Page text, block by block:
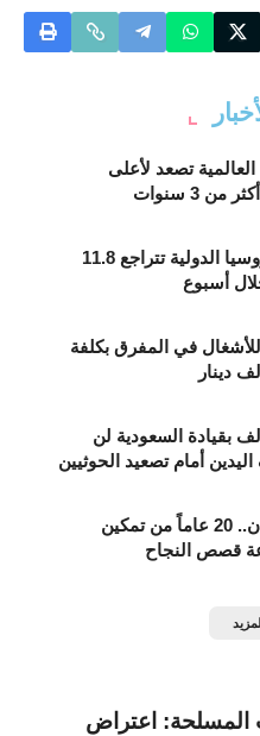
العالمية تصعد لأعلى
3 سنوات
احتياطيات روسيا الدولية تتراجع 11.8
أسبوع
للأشغال في المفرق بكلفة
بقيادة السعودية لن
أمام تصعيد الحوثيين
صندوق الأمان.. 20 عاماً من تمكين
قصص النجاح
المسلحة: اعتراض